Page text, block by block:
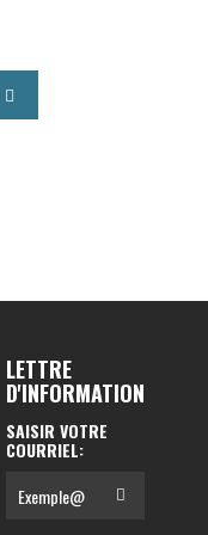
LETTRE
D'INFORMATION
SAISIR VOTRE
COURRIEL: